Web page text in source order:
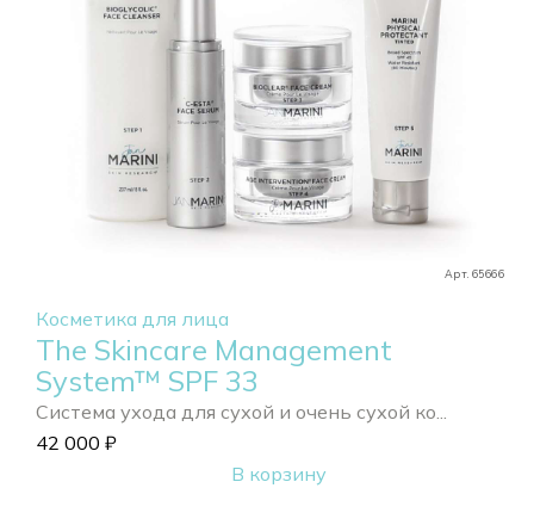
Арт. 65666
Косметика для лица
The Skincare Management
System™ SPF 33
Система ухода для сухой и очень сухой ко...
42 000 ₽
В корзину